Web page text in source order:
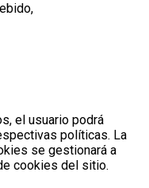
el usuario podrá
políticas. La
se gestionará a
cookies del sitio.